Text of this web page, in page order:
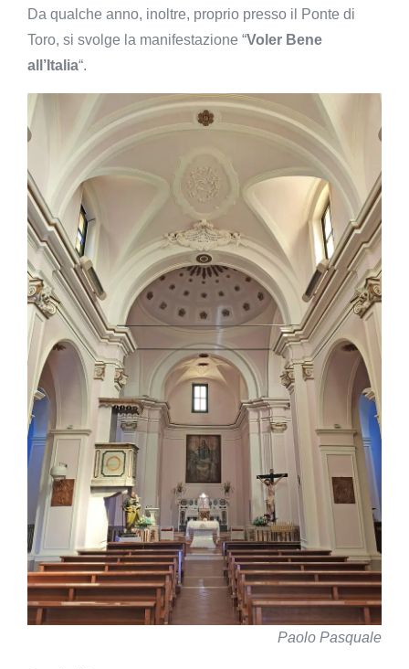
Da qualche anno, inoltre, proprio presso il Ponte di
Toro, si svolge la manifestazione “Voler Bene
all’Italia“.
Paolo Pasquale